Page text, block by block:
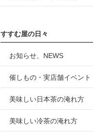
すすむ屋の日々
お知らせ、NEWS
催しもの・実店舗イベント
美味しい日本茶の淹れ方
美味しい冷茶の淹れ方